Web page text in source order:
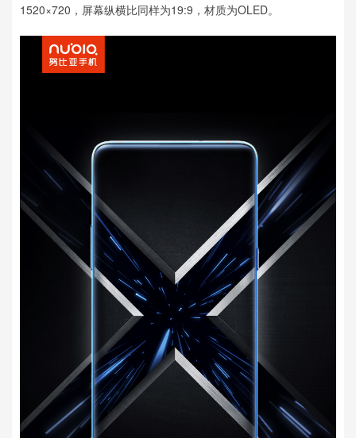
1520×720，屏幕纵横比同样为19:9，材质为OLED。